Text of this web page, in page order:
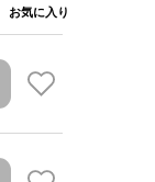
お気に入り